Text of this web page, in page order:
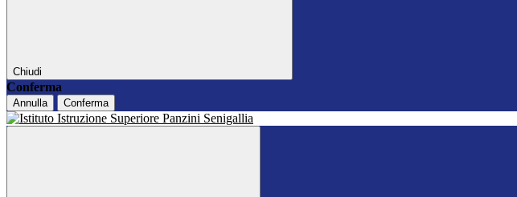
Chiudi
Conferma
Annulla Conferma